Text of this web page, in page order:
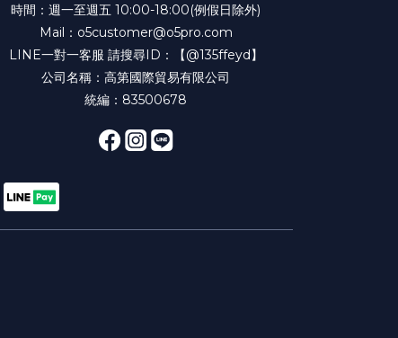
時間：週一至週五 10:00-18:00(例假日除外)
Mail： o5customer@o5pro.com
LINE一對一客服 請搜尋ID：
【@135ffeyd】
公司名稱：高第國際貿易有限公司
統編：83500678